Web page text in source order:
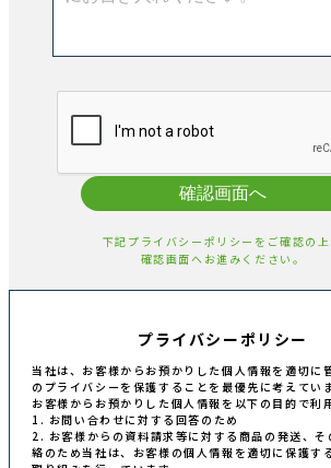
確認画面へ
下記プライバシーポリシーをご確認の上
確認画面へお進みください。
プライバシーポリシー
当社は、お客様からお預かりした個人情報を適切に
のプライバシーを保護することを最優先に考えてい
お客様からお預かりした個人情報を以下の目的で利
1. お問い合わせに対する回答のため
2. お客様からの資料請求等に対する商品の発送、そ
絡のため当社は、お客様の個人情報を適切に保護す